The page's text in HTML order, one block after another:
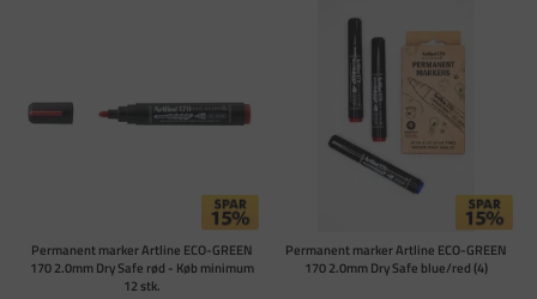
Permanent marker Artline ECO-GREEN
170 2.0mm Dry Safe rød - Køb minimum
12 stk.
Permanent marker Artline ECO-GREEN
170 2.0mm Dry Safe blue/red (4)